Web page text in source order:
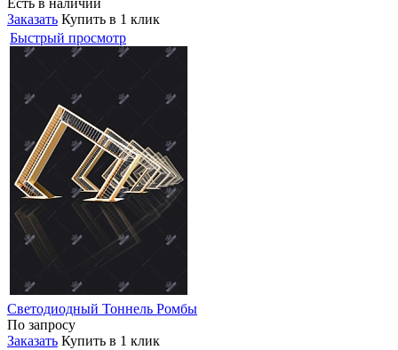
Есть в наличии
Заказать Купить в 1 клик
Быстрый просмотр
Светодиодный Тоннель Ромбы
По запросу
Заказать Купить в 1 клик